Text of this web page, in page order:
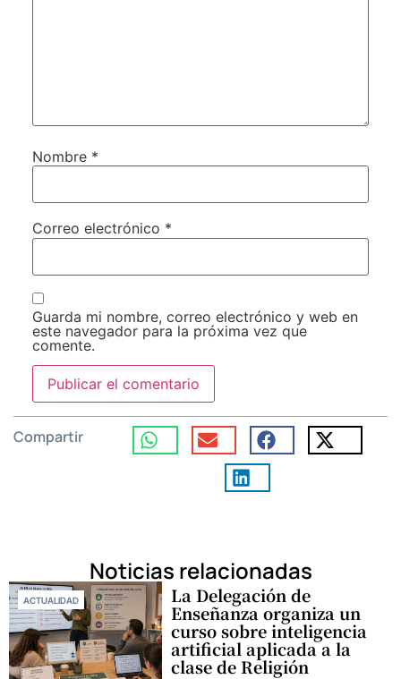
Nombre *
Correo electrónico *
Guarda mi nombre, correo electrónico y web en
este navegador para la próxima vez que
comente.
Compartir
Noticias relacionadas
ACTUALIDAD La Delegación de
Enseñanza organiza un
curso sobre inteligencia
artificial aplicada a la
clase de Religión